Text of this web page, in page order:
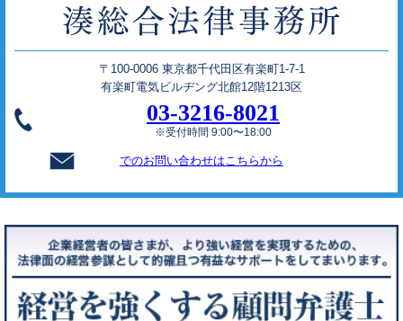
〒100-0006 東京都千代田区有楽町1-7-1
有楽町電気ビルヂング北館12階1213区
03-3216-8021
※受付時間 9:00〜18:00
でのお問い合わせはこちらから